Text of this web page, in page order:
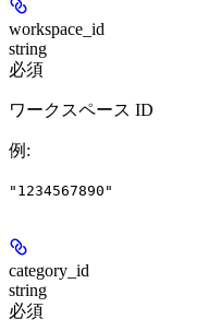
workspace_id
string
必須
ワークスペース ID
例 :
"1234567890"
category_id
string
必須